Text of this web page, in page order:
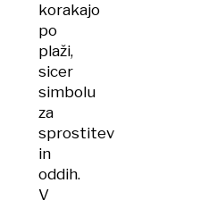
korakajo
po
plaži,
sicer
simbolu
za
sprostitev
in
oddih.
V